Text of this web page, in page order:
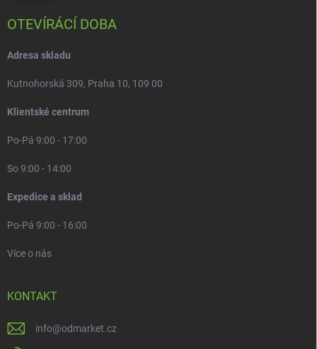
OTEVÍRÁCÍ DOBA
Adresa skladu
Kutnohorská 309, Praha 10, 109 00
Klientské centrum
Po-Pá 9:00 - 17:00
So 9:00 - 14:00
Expedice a sklad
Po-Pá 9:00 - 16:00
Více o nás
KONTAKT
info@odmarket.cz